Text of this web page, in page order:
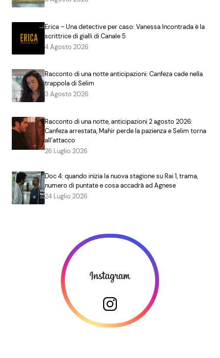
Erica – Una detective per caso: Vanessa Incontrada è la
scrittrice di gialli di Canale 5
4 Agosto 2026
Racconto di una notte anticipazioni: Canfeza cade nella
trappola di Selim
3 Agosto 2026
Racconto di una notte, anticipazioni 2 agosto 2026:
Canfeza arrestata, Mahir perde la pazienza e Selim torna
all’attacco
26 Luglio 2026
Doc 4: quando inizia la nuova stagione su Rai 1, trama,
numero di puntate e cosa accadrà ad Agnese
24 Luglio 2026